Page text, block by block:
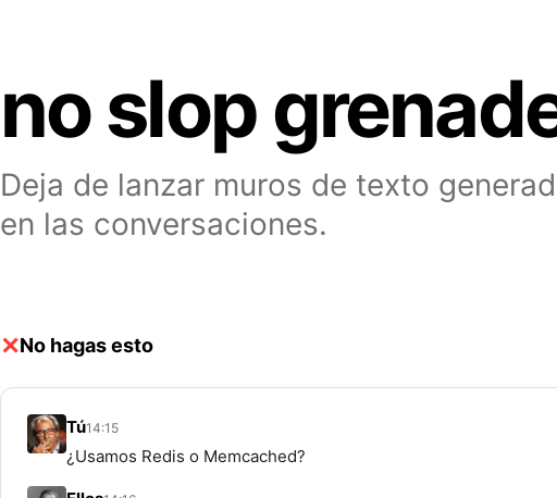
no slop
Deja de lanzar muros de texto
en las conversaciones.
No hagas esto
Tú14:15
¿Usamos Redis o Memcached?